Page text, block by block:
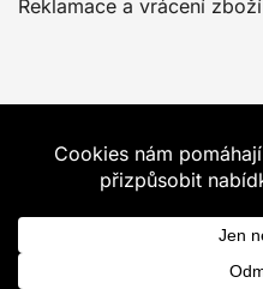
Reklamace a vrácení zboží